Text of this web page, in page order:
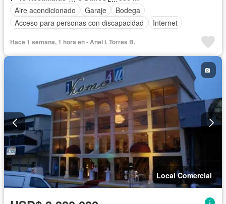
Aire acondicionado
Garaje
Bodega
Acceso para personas con discapacidad
Internet
Hace 1 semana, 1 hora en - Anel I. Torres B.
Local Comercial